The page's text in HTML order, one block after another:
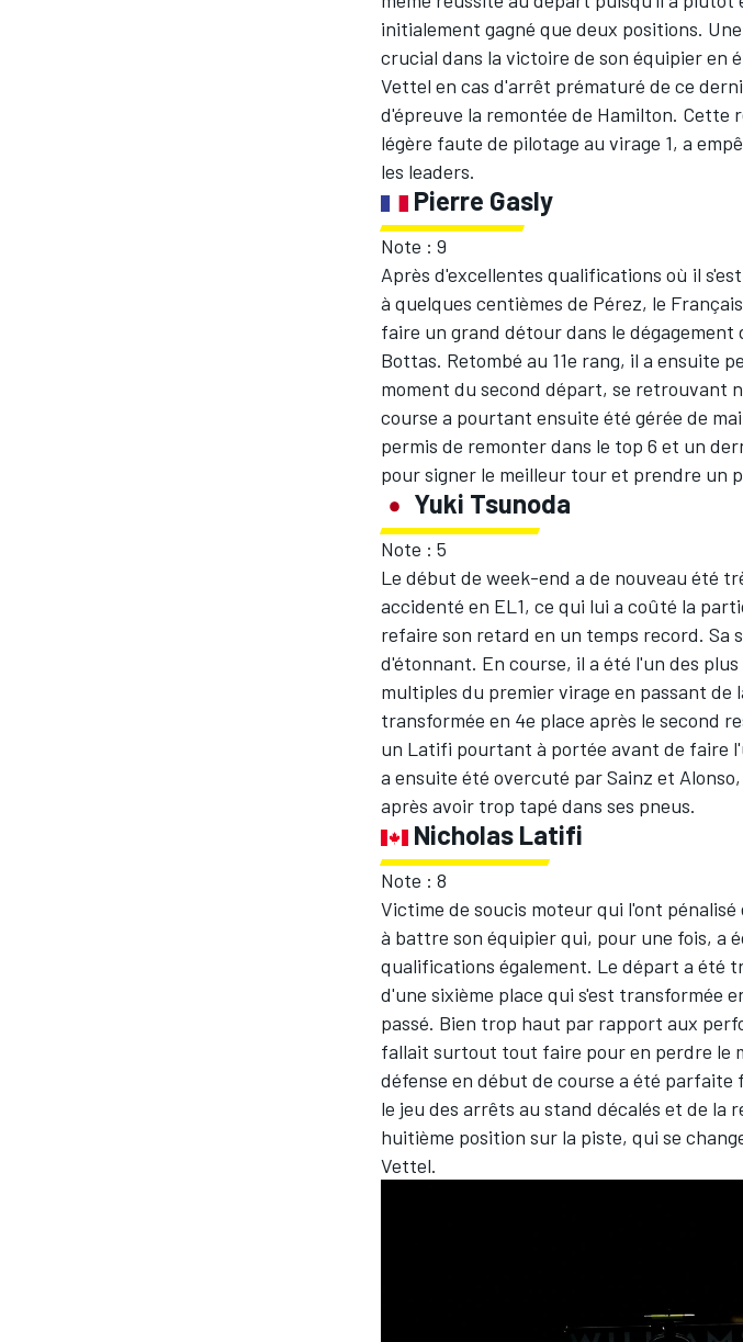
initialement gagné que deux positions.
crucial dans la victoire de son équipier en
Vettel en cas d'arrêt prématuré de ce
d'épreuve la remontée de Hamilton. Cette
légère faute de pilotage au virage 1, a
les leaders.
Pierre Gasly
Note : 9
Après d'excellentes qualifications où il
à quelques centièmes de Pérez, le
faire un grand détour dans le
Bottas. Retombé au 11e rang, il a ensuite
moment du second départ, se retrouvant
course a pourtant ensuite été gérée de
permis de remonter dans le top 6 et un
pour signer le meilleur tour et prendre un
Yuki Tsunoda
Note : 5
Le début de week-end a de nouveau été
accidenté en EL1, ce qui lui a coûté la
refaire son retard en un temps record. Sa
d'étonnant. En course, il a été l'un des
multiples du premier virage en passant de
transformée en 4e place après le second
un Latifi pourtant à portée avant de faire
a ensuite été overcuté par Sainz et
après avoir trop tapé dans ses pneus.
Nicholas Latifi
Note : 8
Victime de soucis moteur qui l'ont
à battre son équipier qui, pour une fois, a
qualifications également. Le départ a été
d'une sixième place qui s'est transformée
passé. Bien trop haut par rapport aux
fallait surtout tout faire pour en perdre le
défense en début de course a été parfaite
le jeu des arrêts au stand décalés et de la
huitième position sur la piste, qui se
Vettel.